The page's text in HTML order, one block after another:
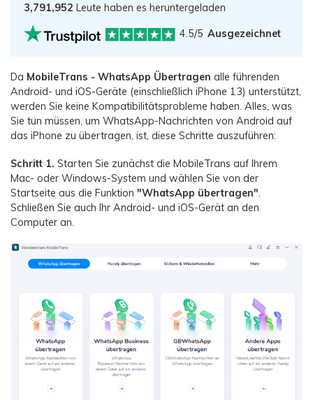
3,791,952 Leute haben es heruntergeladen
4.5/5 Ausgezeichnet
Da MobileTrans - WhatsApp Übertragen alle führenden
Android- und iOS-Geräte (einschließlich iPhone 13) unterstützt,
werden Sie keine Kompatibilitätsprobleme haben. Alles, was
Sie tun müssen, um WhatsApp-Nachrichten von Android auf
das iPhone zu übertragen, ist, diese Schritte auszuführen:
Schritt 1. Starten Sie zunächst die MobileTrans auf Ihrem
Mac- oder Windows-System und wählen Sie von der
Startseite aus die Funktion "WhatsApp übertragen".
Schließen Sie auch Ihr Android- und iOS-Gerät an den
Computer an.